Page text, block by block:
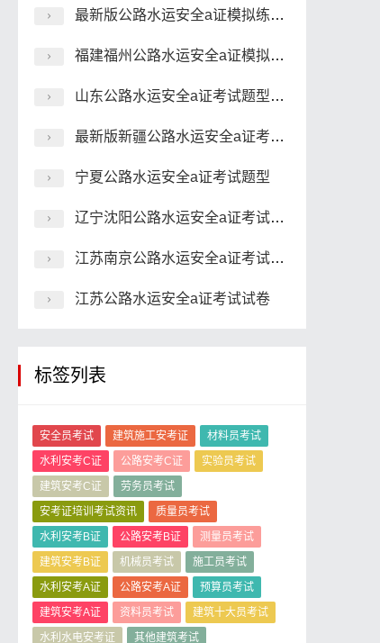
最新版公路水运安全a证模拟练习题测试
福建福州公路水运安全a证模拟试题详细解答
山东公路水运安全a证考试题型下载
最新版新疆公路水运安全a证考试题型
宁夏公路水运安全a证考试题型
辽宁沈阳公路水运安全a证考试题型
江苏南京公路水运安全a证考试题型刷题软件
江苏公路水运安全a证考试试卷
标签列表
安全员考试 建筑施工安考证
材料员考试
水利安考C证
公路安考C证
实验员考试
建筑安考C证
劳务员考试
安考证培训考试资讯
质量员考试
水利安考B证
公路安考B证
测量员考试
建筑安考B证
机械员考试
施工员考试
水利安考A证
公路安考A证
预算员考试
建筑安考A证
资料员考试
建筑十大员考试
水利水电安考证
其他建筑考试